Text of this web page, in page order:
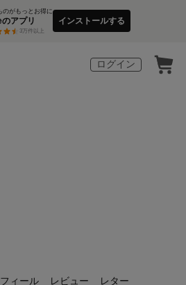
のがもっとお得に
アプリ
3万件以上
インストールする
ログイン
ィール レビュー レター